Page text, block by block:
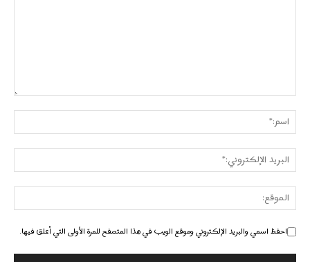
احفظ اسمي والبريد الإلكتروني وموقع الويب في هذا المتصفح للمرة الأولى التي أعلق فيها.